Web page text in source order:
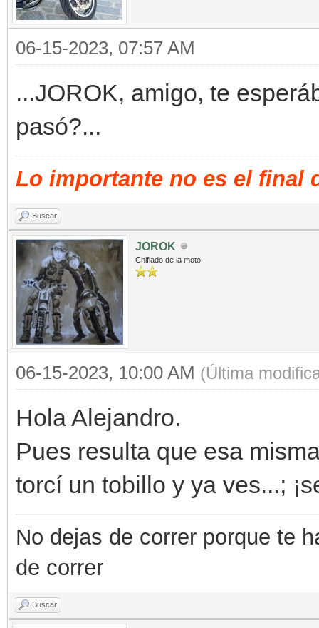
06-15-2023, 07:57 AM
...JOROK, amigo, te
pasó?...
Lo importante no es el final
Buscar
JOROK
Chiflado de la moto
06-15-2023, 10:00 AM (Última
Hola Alejandro.
Pues resulta que esa
torcí un tobillo y ya ves...;
No dejas de correr porque te
de correr
Buscar